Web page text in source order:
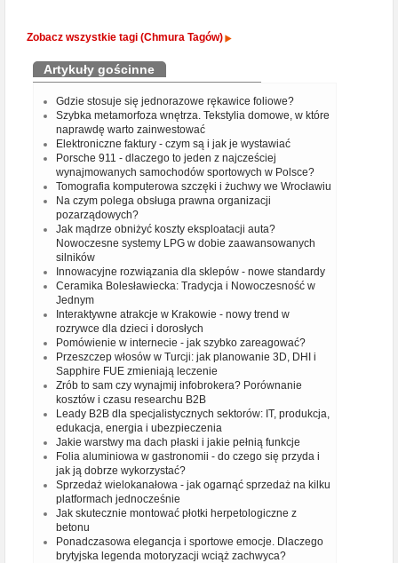
Zobacz wszystkie tagi (Chmura Tagów)
Artykuły gościnne
Gdzie stosuje się jednorazowe rękawice foliowe?
Szybka metamorfoza wnętrza. Tekstylia domowe, w które
naprawdę warto zainwestować
Elektroniczne faktury - czym są i jak je wystawiać
Porsche 911 - dlaczego to jeden z najcześciej
wynajmowanych samochodów sportowych w Polsce?
Tomografia komputerowa szczęki i żuchwy we Wrocławiu
Na czym polega obsługa prawna organizacji
pozarządowych?
Jak mądrze obniżyć koszty eksploatacji auta?
Nowoczesne systemy LPG w dobie zaawansowanych
silników
Innowacyjne rozwiązania dla sklepów - nowe standardy
Ceramika Bolesławiecka: Tradycja i Nowoczesność w
Jednym
Interaktywne atrakcje w Krakowie - nowy trend w
rozrywce dla dzieci i dorosłych
Pomówienie w internecie - jak szybko zareagować?
Przeszczep włosów w Turcji: jak planowanie 3D, DHI i
Sapphire FUE zmieniają leczenie
Zrób to sam czy wynajmij infobrokera? Porównanie
kosztów i czasu researchu B2B
Leady B2B dla specjalistycznych sektorów: IT, produkcja,
edukacja, energia i ubezpieczenia
Jakie warstwy ma dach płaski i jakie pełnią funkcje
Folia aluminiowa w gastronomii - do czego się przyda i
jak ją dobrze wykorzystać?
Sprzedaż wielokanałowa - jak ogarnąć sprzedaż na kilku
platformach jednocześnie
Jak skutecznie montować płotki herpetologiczne z
betonu
Ponadczasowa elegancja i sportowe emocje. Dlaczego
brytyjska legenda motoryzacji wciąż zachwyca?